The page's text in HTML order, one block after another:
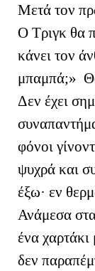
Μετά τον
Ο Τριγκ θα
κάνει τον
μπαμπά;» Θα
Δεν έχει
φόνοι
ψυχρά και
έξω· εν
Ανάμεσα
ένα
δεν